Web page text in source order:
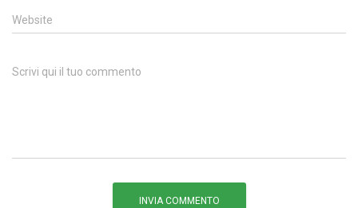
Website
Scrivi qui il tuo commento